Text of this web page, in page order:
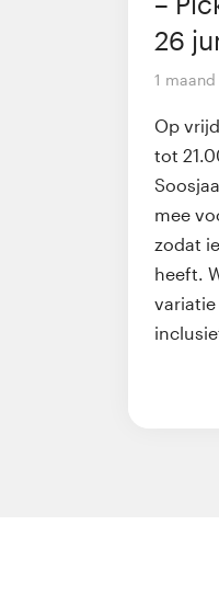
26
1
Op
tot
mee
zodat
heeft.
variatie